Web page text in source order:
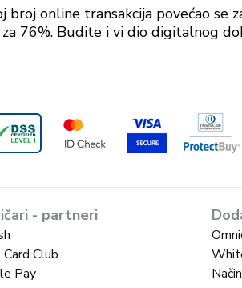
online transakcija povećao se
76%. Budite i vi dio digitalnog
- partneri
Club
Pay